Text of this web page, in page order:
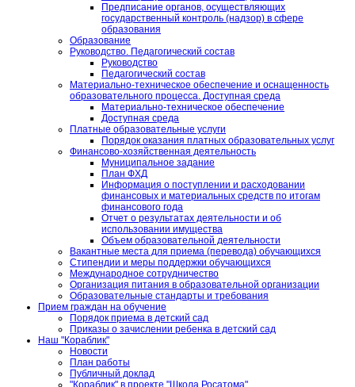
Предписание органов, осуществляющих
государственный контроль (надзор) в сфере
образования
Образование
Руководство. Педагогический состав
Руководство
Педагогический состав
Материально-техническое обеспечение и оснащенность
образовательного процесса. Доступная среда
Материально-техническое обеспечение
Доступная среда
Платные образовательные услуги
Порядок оказания платных образовательных услуг
Финансово-хозяйственная деятельность
Муниципальное задание
План ФХД
Информация о поступлении и расходовании
финансовых и материальных средств по итогам
финансового года
Отчет о результатах деятельности и об
использовании имущества
Объем образовательной деятельности
Вакантные места для приема (перевода) обучающихся
Стипендии и меры поддержки обучающихся
Международное сотрудничество
Организация питания в образовательной организации
Образовательные стандарты и требования
Прием граждан на обучение
Порядок приема в детский сад
Приказы о зачислении ребенка в детский сад
Наш "Кораблик"
Новости
План работы
Публичный доклад
"Кораблик" в проекте "Школа Росатома"